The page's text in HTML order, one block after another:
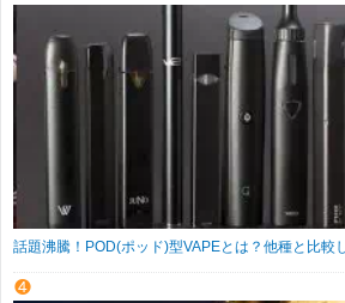
話題沸騰！POD(ポッド)型VAPEとは？他種と比較